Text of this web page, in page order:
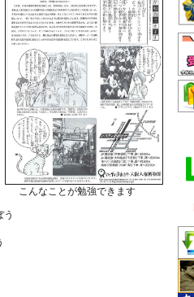
こんなことが勉強できます